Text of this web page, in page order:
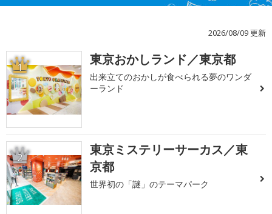
2026/08/09 更新
1 東京おかしランド／東京都
出来立てのおかしが食べられる夢のワンダ
ーランド
2
東京ミステリーサーカス／東
京都
世界初の「謎」のテーマパーク